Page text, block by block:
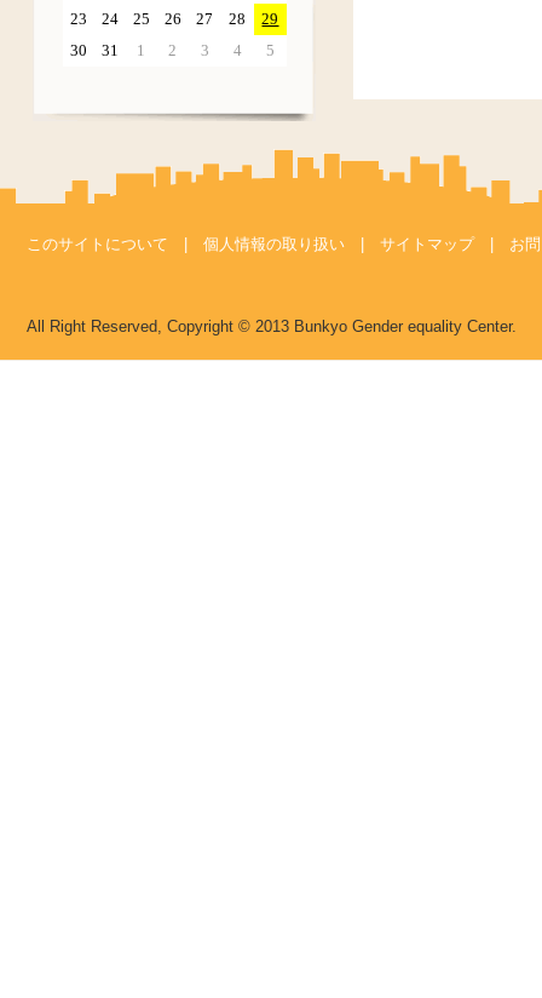
23
24 25 26 27 28
29
30
31 1 2 3 4 5
このサイトについて 個人情報の取り扱い サイトマップ| お
All Right Reserved, Copyright © 2013 Bunkyo Gender equality Center.